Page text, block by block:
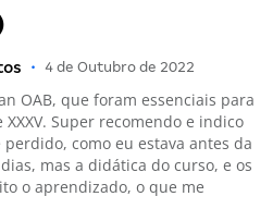
• 4 de Outubro de 2022
OAB, que foram essenciais para
Super recomendo e indico
como eu estava antes da
mas a didática do curso, e os
o aprendizado, o que me